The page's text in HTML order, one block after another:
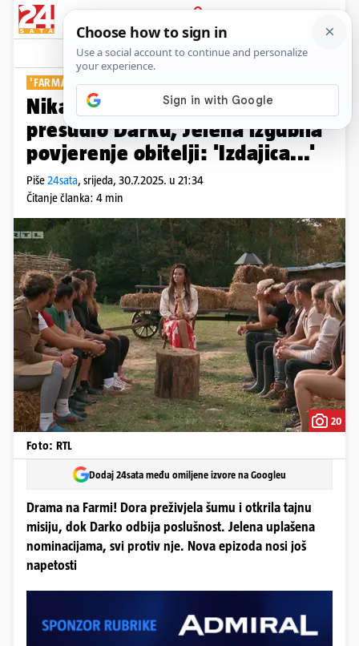
PRIJAVA
Show Komentari
'FARMA'
Nikad napetije glasanje! Vođa
presudio Darku, Jelena izgubila
povjerenje obitelji: 'Izdajica...'
Piše24sata, srijeda, 30.7.2025. u 21:34
Čitanje članka: 4 min
20
Foto: RTL
Dodaj 24sata među omiljene izvore na Googleu
Drama na Farmi! Dora preživjela šumu i otkrila tajnu
misiju, dok Darko odbija poslušnost. Jelena uplašena
nominacijama, svi protiv nje. Nova epizoda nosi još
napetosti